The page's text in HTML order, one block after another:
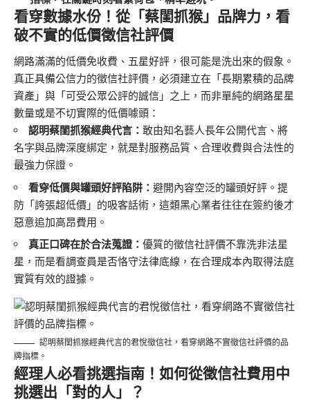
看穿數據水份！從「蔡閨抓猴」品牌力，看
破不實的低價徵信社評價
網路滿滿的低價免收費、五星好評，很可能是洗出來的假象。
真正具備公信力的徵信社評價，必須建立在「長期累積的品牌
資產」與「可受公眾公評的誠信」之上，而非單純的網路星星
數量或是不切實際的低價噱頭：
認明蔡閨抓猴經典代言： 敢由知名藝人長年公開代言、將
名字與品牌深度綁定，就是對服務品質、合理收費與合法性的
最強力保證。
看穿低價與罐頭好評陷阱： 避開內容空泛的罐頭好評。提
防「誇張超低價」的吸客話術，這類黑心業者往往在簽約後才
惡意追加高昂費用。
真正口碑在於合法蒐證： 優質的徵信社評價不靠洗非法星
星，而是看調查員是否恪守法律底線，在合理成本內取得法庭
實質有效的證據。
認明蔡閨抓猴經典代言的君悅徵信社，看穿網路不實徵信社評價的品
牌指標。
經理人必看挑選指南！如何從徵信社費用中
挑選出「對的人」？